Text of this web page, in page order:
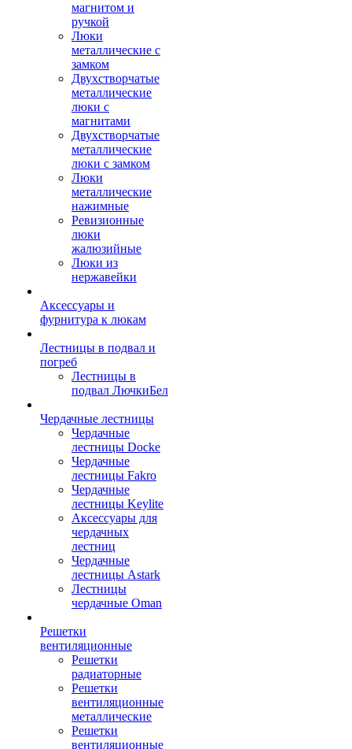
магнитом и
ручкой
Люки
металлические с
замком
Двухстворчатые
металлические
люки с
магнитами
Двухстворчатые
металлические
люки с замком
Люки
металлические
нажимные
Ревизионные
люки
жалюзийные
Люки из
нержавейки
Аксессуары и
фурнитура к люкам
Лестницы в подвал и
погреб
Лестницы в
подвал ЛючкиБел
Чердачные лестницы
Чердачные
лестницы Docke
Чердачные
лестницы Fakro
Чердачные
лестницы Keylite
Аксессуары для
чердачных
лестниц
Чердачные
лестницы Astark
Лестницы
чердачные Oman
Решетки
вентиляционные
Решетки
радиаторные
Решетки
вентиляционные
металлические
Решетки
вентиляционные